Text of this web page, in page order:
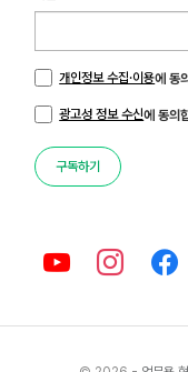
개인정보 수집·이용에 동
광고성 정보 수신에 동의
구독하기